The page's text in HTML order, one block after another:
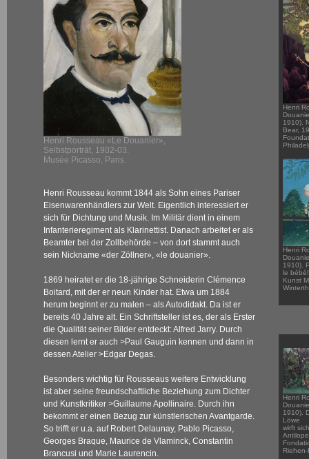
Henri Rousseau «Le Douanier»,
Selbstporträt, 1902-03.
Musée Picasso, Paris.
Henri Rousseau kommt 1844 als Sohn eines Pariser
Eisenwarenhändlers zur Welt. Eigentlich interessiert er
sich für Dichtung und Musik. Im Militär dient in einem
Infanterieregiment als Klarinettist. Danach arbeitet er als
Beamter bei der Zollbehörde – von dort stammt auch
sein Nickname «der Zöllner», «le douanier».
1869 heiratet er die 18-jährige Schneiderin Clémence
Boitard, mit der er neun Kinder hat. Etwa um 1884
herum beginnt er zu malen – als Autodidakt. Da ist er
bereits 40 Jahre alt. Ein Schriftsteller ist es, der als Erster
die Qualität seiner Bilder entdeckt: Alfred Jarry. Durch
diesen lernt er auch >Paul Gauguin kennen und dann in
dessen Atelier >Edgar Degas.
Besonders wichtig für Rousseaus weitere Entwicklung
ist aber seine freundschaftliche Beziehung zum Dichter
und Kunstkritiker >Guillaume Apollinaire. Durch ihn
bekommt er einen Bezug zur künstlerischen Avantgarde.
So trifft er u.a. auf Robert Delaunay, Pablo Picasso,
Georges Braque, Maurice de Vlaminck, Constantin
Brancusi und Marie Laurencin.
Henri
1910).
Bear,
Henri
1910).
le
Kunst
Henri
1910).
Löwe
wirft